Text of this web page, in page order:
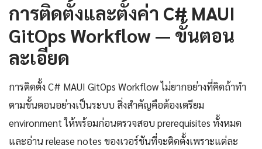
การติดตั้งและตั้งค่า C# MAUI
GitOps Workflow — ขั้นตอน
ละเอียด
การติดตั้ง C# MAUI GitOps Workflow ไม่ยากอย่างที่คิดถ้าทำ
ตามขั้นตอนอย่างเป็นระบบ สิ่งสำคัญคือต้องเตรียม
environment ให้พร้อมก่อนตรวจสอบ prerequisites ทั้งหมด
และอ่าน release notes ของเวอร์ชันที่จะติดตั้งเพราะแต่ละ